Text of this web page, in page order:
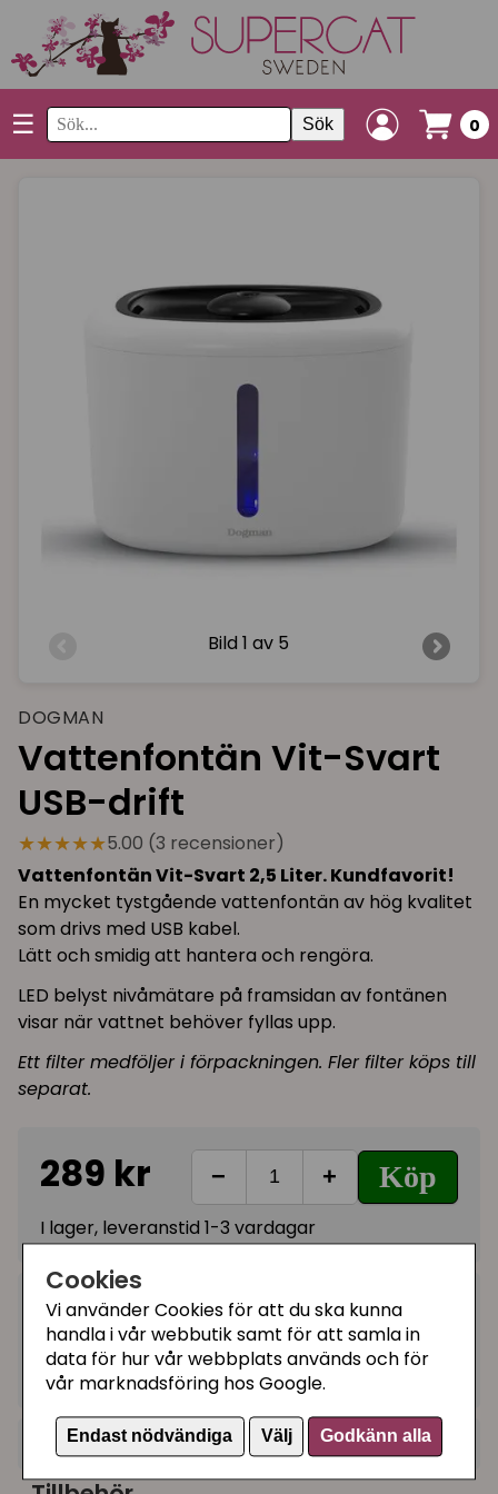
Cookies
Vi använder Cookies för att du ska kunna
handla i vår webbutik samt för att samla in
data för hur vår webbplats används och för
vår marknadsföring hos Google.
Endast nödvändiga Välj Godkänn alla
☰ Sök 0
Bild1 av 5
DOGMAN
Vattenfontän Vit-Svart
USB-drift
★★★★★5.00 (3 recensioner)
Vattenfontän Vit-Svart 2,5 Liter. Kundfavorit!
En mycket tystgående vattenfontän av hög kvalitet
som drivs med USB kabel.
Lätt och smidig att hantera och rengöra.
LED belyst nivåmätare på framsidan av fontänen
visar när vattnet behöver fyllas upp.
Ett filter medföljer i förpackningen. Fler filter köps till
separat.
289 kr − + Köp
I lager, leveranstid 1-3 vardagar
Kategorier:
Vattenfontäner i plast
Artikelnummer:465944
Recensioner (3)